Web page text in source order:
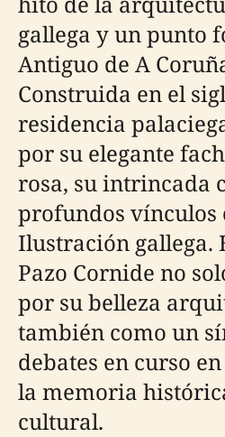
gallega y un punto
Antiguo de A
Construida en el
residencia
por su elegante
rosa, su intrincada
profundos vínculos
Ilustración gallega.
Pazo Cornide no
por su belleza
también como un
debates en curso
la memoria
cultural.